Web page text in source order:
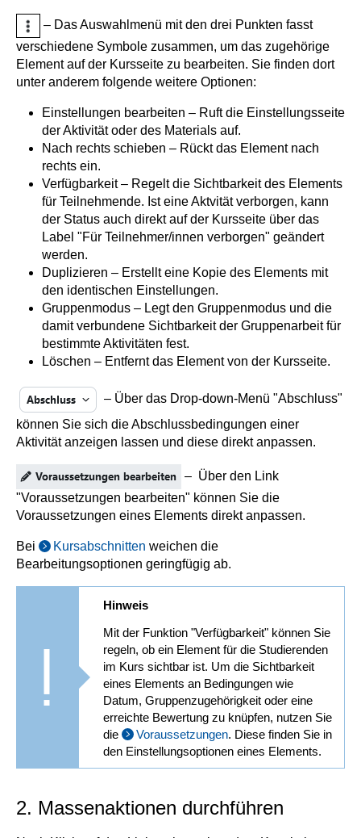
– Das Auswahlmenü mit den drei Punkten fasst
verschiedene Symbole zusammen, um das zugehörige
Element auf der Kursseite zu bearbeiten. Sie finden dort
unter anderem folgende weitere Optionen:
Einstellungen bearbeiten – Ruft die Einstellungsseite
der Aktivität oder des Materials auf.
Nach rechts schieben – Rückt das Element nach
rechts ein.
Verfügbarkeit – Regelt die Sichtbarkeit des Elements
für Teilnehmende. Ist eine Aktvität verborgen, kann
der Status auch direkt auf der Kursseite über das
Label "Für Teilnehmer/innen verborgen" geändert
werden.
Duplizieren – Erstellt eine Kopie des Elements mit
den identischen Einstellungen.
Gruppenmodus – Legt den Gruppenmodus und die
damit verbundene Sichtbarkeit der Gruppenarbeit für
bestimmte Aktivitäten fest.
Löschen – Entfernt das Element von der Kursseite.
– Über das Drop-down-Menü "Abschluss"
können Sie sich die Abschlussbedingungen einer
Aktivität anzeigen lassen und diese direkt anpassen.
– Über den Link
"Voraussetzungen bearbeiten" können Sie die
Voraussetzungen eines Elements direkt anpassen.
Bei Kursabschnitten weichen die
Bearbeitungsoptionen geringfügig ab.
Hinweis
Mit der Funktion "Verfügbarkeit" können Sie
regeln, ob ein Element für die Studierenden
im Kurs sichtbar ist. Um die Sichtbarkeit
eines Elements an Bedingungen wie
Datum, Gruppenzugehörigkeit oder eine
erreichte Bewertung zu knüpfen, nutzen Sie
die
Voraussetzungen. Diese finden Sie in
den Einstellungsoptionen eines Elements.
2. Massenaktionen durchführen